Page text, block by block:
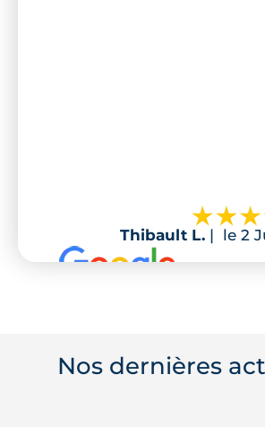
Thibault L. | le 2
Nos dernières